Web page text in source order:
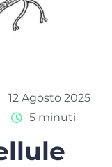
12 Agosto 2025
5 minuti